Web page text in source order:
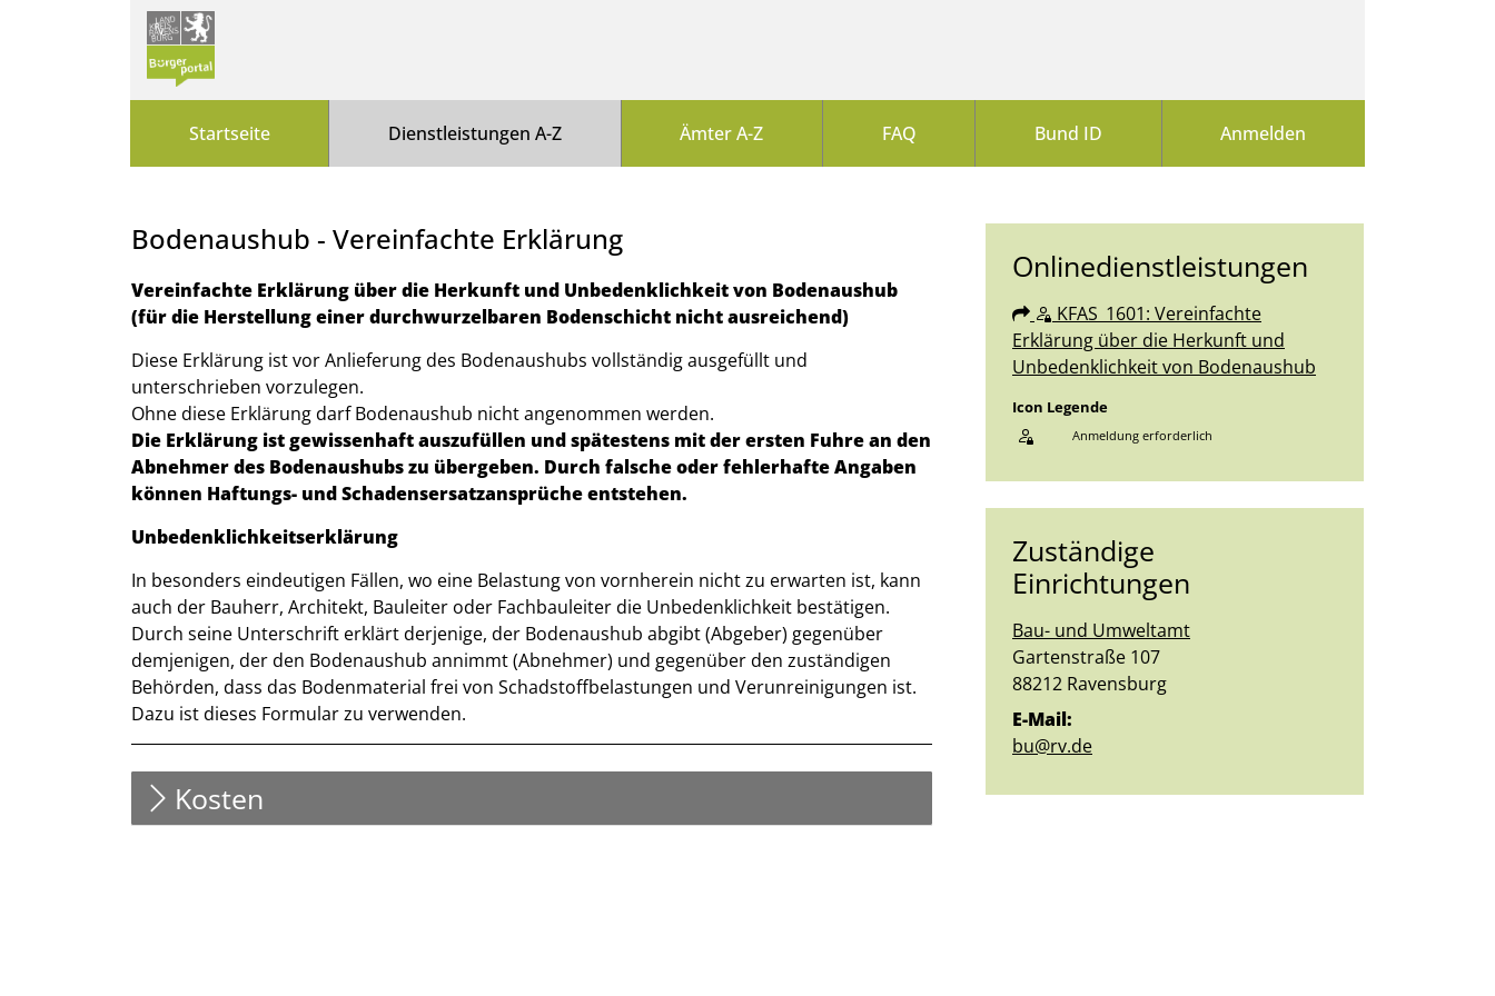
Zum Hauptinhalt springen
Startseite Dienstleistungen A-Z Ämter A-Z FAQ Bund ID Anmelden
Bodenaushub - Vereinfachte Erklärung
Kurzbeschreibung
Vereinfachte Erklärung über die Herkunft und Unbedenklichkeit von Bodenaushub
(für die Herstellung einer durchwurzelbaren Bodenschicht nicht ausreichend)
Diese Erklärung ist vor Anlieferung des Bodenaushubs vollständig ausgefüllt und
unterschrieben vorzulegen.
Ohne diese Erklärung darf Bodenaushub nicht angenommen werden.
Die Erklärung ist gewissenhaft auszufüllen und spätestens mit der ersten Fuhre an den
Abnehmer des Bodenaushubs zu übergeben. Durch falsche oder fehlerhafte Angaben
können Haftungs- und Schadensersatzansprüche entstehen.
Unbedenklichkeitserklärung
In besonders eindeutigen Fällen, wo eine Belastung von vornherein nicht zu erwarten ist, kann
auch der Bauherr, Architekt, Bauleiter oder Fachbauleiter die Unbedenklichkeit bestätigen.
Durch seine Unterschrift erklärt derjenige, der Bodenaushub abgibt (Abgeber) gegenüber
demjenigen, der den Bodenaushub annimmt (Abnehmer) und gegenüber den zuständigen
Behörden, dass das Bodenmaterial frei von Schadstoffbelastungen und Verunreinigungen ist.
Dazu ist dieses Formular zu verwenden.
Beschreibung
Kosten
Onlinedienstleistungen
Sprung zur Icon Legende.
KFAS_1601: Vereinfachte
Erklärung über die Herkunft und
Unbedenklichkeit von Bodenaushub
Icon Legende
Anmeldung erforderlich
Zuständige
Einrichtungen
Bau- und Umweltamt
Straße:
Gartenstraße Hausnummer:
107
PLZ:
88212 Ort:
Ravensburg
E-Mail:
bu@rv.de